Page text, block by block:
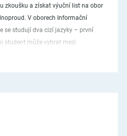
zkoušku a získat výuční list na obor
V oborech Informační
se studují dva cizí jazyky – první
student může vybrat mezi
V ostatních oborech se studuje